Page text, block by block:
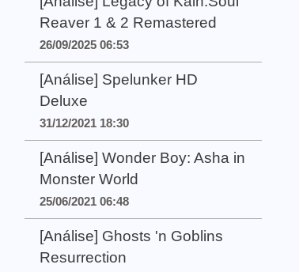
Reaver 1 & 2 Remastered
26/09/2025 06:53
[Análise] Spelunker HD
Deluxe
31/12/2021 18:30
[Análise] Wonder Boy: Asha in
Monster World
25/06/2021 06:48
[Análise] Ghosts 'n Goblins
Resurrection